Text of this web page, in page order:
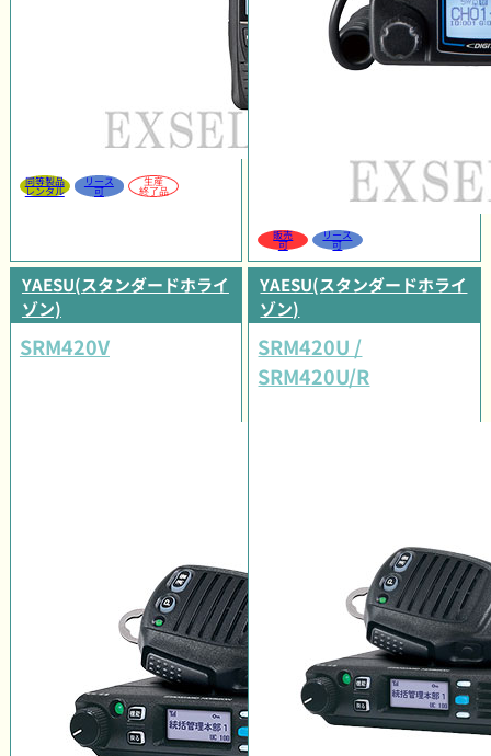
同等製品
レンタル
リース
可
生産
終了品
販売
可
リース
可
YAESU(スタンダードホライ
ゾン)
SRM420V
YAESU(スタンダードホライ
ゾン)
SRM420U /
SRM420U/R